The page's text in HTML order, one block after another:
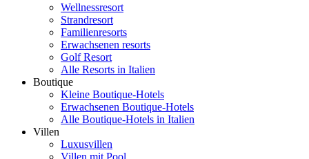
Wellnessresort
Strandresort
Familienresorts
Erwachsenen resorts
Golf Resort
Alle Resorts in Italien
Boutique
Kleine Boutique-Hotels
Erwachsenen Boutique-Hotels
Alle Boutique-Hotels in Italien
Villen
Luxusvillen
Villen mit Pool